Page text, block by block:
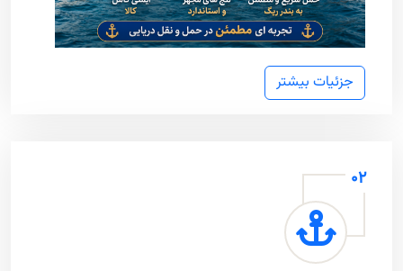
جزئیات بیشتر
02